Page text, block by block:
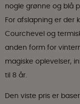
nogle grønne og blå
For afslapning er der
Courchevel og
anden form for
magiske oplevelser,
til 8 år.
Den viste pris er